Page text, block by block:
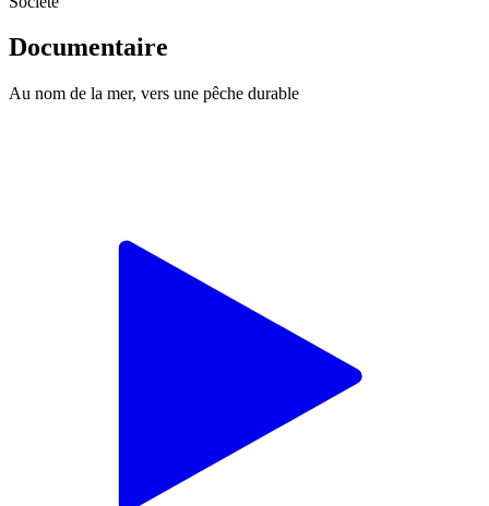
Documentaire
Au nom de la mer, vers une pêche durable